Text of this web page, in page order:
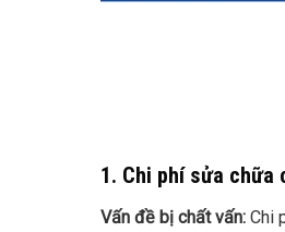
1. Chi phí sửa chữa
Vấn đề bị chất vấn: Chi